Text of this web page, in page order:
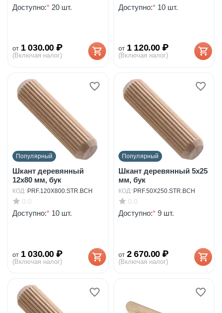
Доступно:* 20 шт.
от 1 030.00 ₽
(Включая налог)
Доступно:* 10 шт.
от 1 120.00 ₽
(Включая налог)
Популярный
Шкант деревянный
12х80 мм, бук
КОД: PRF.120X800.STR.BCH
0.0
Доступно:* 10 шт.
от 1 030.00 ₽
(Включая налог)
Популярный
Шкант деревянный 5х25
мм, бук
КОД: PRF.50X250.STR.BCH
0.0
Доступно:* 9 шт.
от 2 670.00 ₽
(Включая налог)